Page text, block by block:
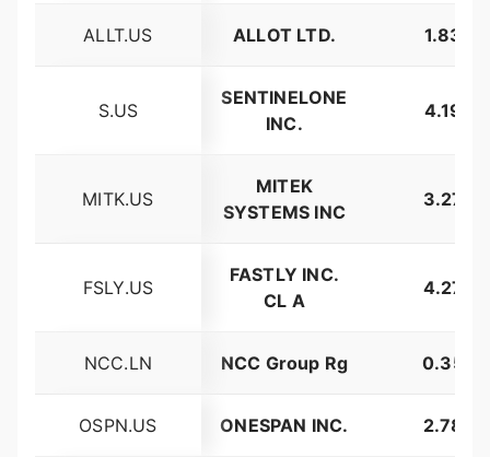
ALLT.US ALLOT LTD. 1.83%
S.US
SENTINELONE
INC.
4.19%
MITK.US
MITEK
SYSTEMS INC
3.27%
FSLY.US
FASTLY INC.
CL A
4.27%
NCC.LN NCC Group Rg 0.35%
OSPN.US ONESPAN INC. 2.78%